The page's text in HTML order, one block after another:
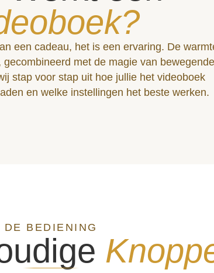
een cadeau, het is een ervaring. De
met de magie van bewegende
stap voor stap uit hoe jullie het videoboek
en welke instellingen het beste werken.
DE BEDIENING